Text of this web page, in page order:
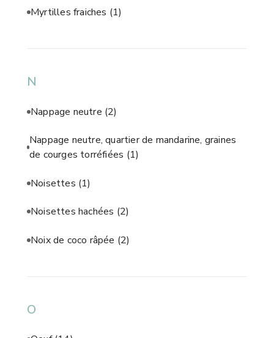
Myrtilles fraiches (1)
N
Nappage neutre (2)
Nappage neutre, quartier de mandarine, graines
de courges torréfiées (1)
Noisettes (1)
Noisettes hachées (2)
Noix de coco râpée (2)
O